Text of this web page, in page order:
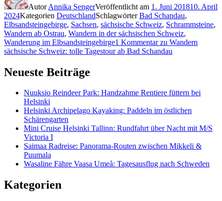
AutorAnnika SengerVeröffentlicht am 1. Juni 201810. April
2024Kategorien DeutschlandSchlagwörterBad Schandau,
Elbsandsteingebirge, Sachsen, sächsische Schweiz, Schrammsteine,
Wandern ab Ostrau, Wandern in der sächsischen Schweiz,
Wanderung im Elbsandsteingebirge1 Kommentarzu Wandern
sächsische Schweiz: tolle Tagestour ab Bad Schandau
Neueste Beiträge
Nuuksio Reindeer Park: Handzahme Rentiere füttern bei
Helsinki
Helsinki Archipelago Kayaking: Paddeln im östlichen
Schärengarten
Mini Cruise Helsinki Tallinn: Rundfahrt über Nacht mit M/S
Victoria I
Saimaa Radreise: Panorama-Routen zwischen Mikkeli &
Puumala
Wasaline Fähre Vaasa Umeå: Tagesausflug nach Schweden
Kategorien